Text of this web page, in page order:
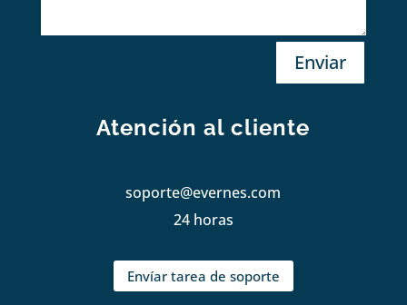
Enviar
Atención al cliente
soporte@evernes.com
24 horas
Envíar tarea de soporte